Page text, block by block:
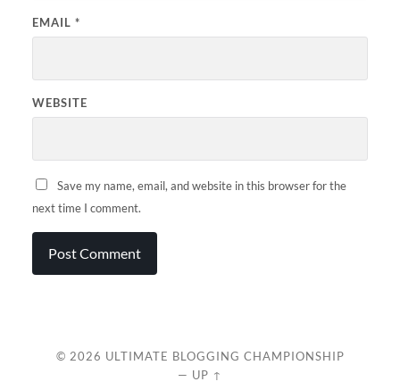
EMAIL *
WEBSITE
Save my name, email, and website in this browser for the
next time I comment.
© 2026 ULTIMATE BLOGGING CHAMPIONSHIP
— UP ↑